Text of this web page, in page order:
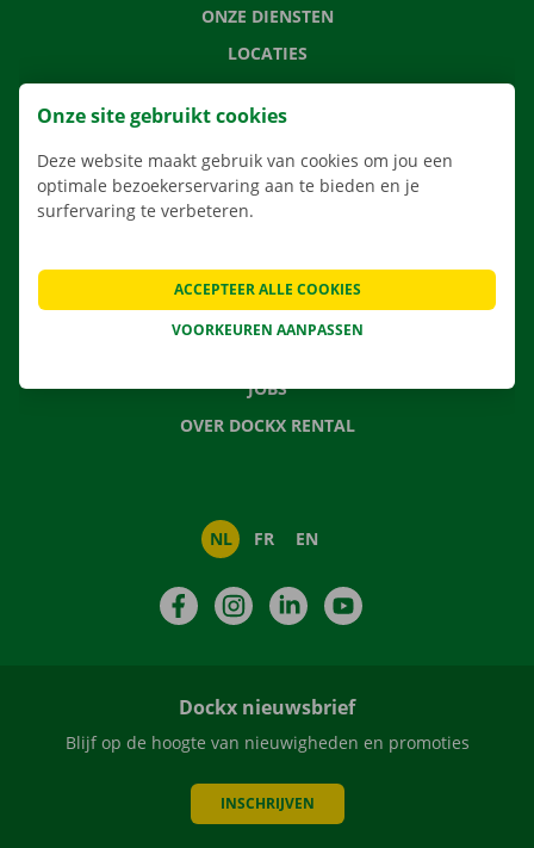
ONZE DIENSTEN
LOCATIES
APP
VERHUISOPLOSSINGEN
VEELGESTELDE VRAGEN
NIEUWS
JOBS
OVER DOCKX RENTAL
NL FR EN
FacebookInstagramLinkedIn
Dockx nieuwsbrief
Blijf op de hoogte van nieuwigheden en promoties
INSCHRIJVEN
Onze site gebruikt cookies
Deze website maakt gebruik van cookies om jou een
optimale bezoekerservaring aan te bieden en je
surfervaring te verbeteren.
VOORKEUREN AANPASSEN
ACCEPTEER ALLE COOKIES